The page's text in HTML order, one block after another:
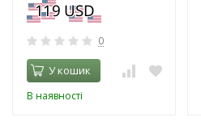
0
У кошик
В наявності